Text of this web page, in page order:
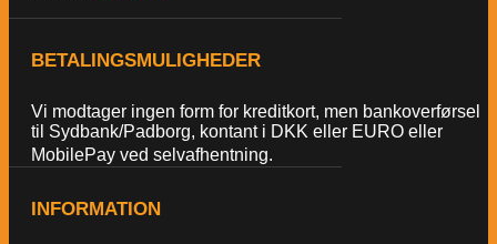
BETALINGSMULIGHEDER
Vi modtager ingen form for kreditkort, men bankoverførsel
til Sydbank/Padborg, kontant i DKK eller EURO eller
MobilePay ved selvafhentning.
INFORMATION